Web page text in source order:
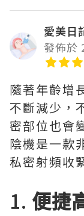
愛美日
發佈於
隨著年齡增
不斷減少，
密部位也會
陰機是一款
私密射頻收
1. 便捷